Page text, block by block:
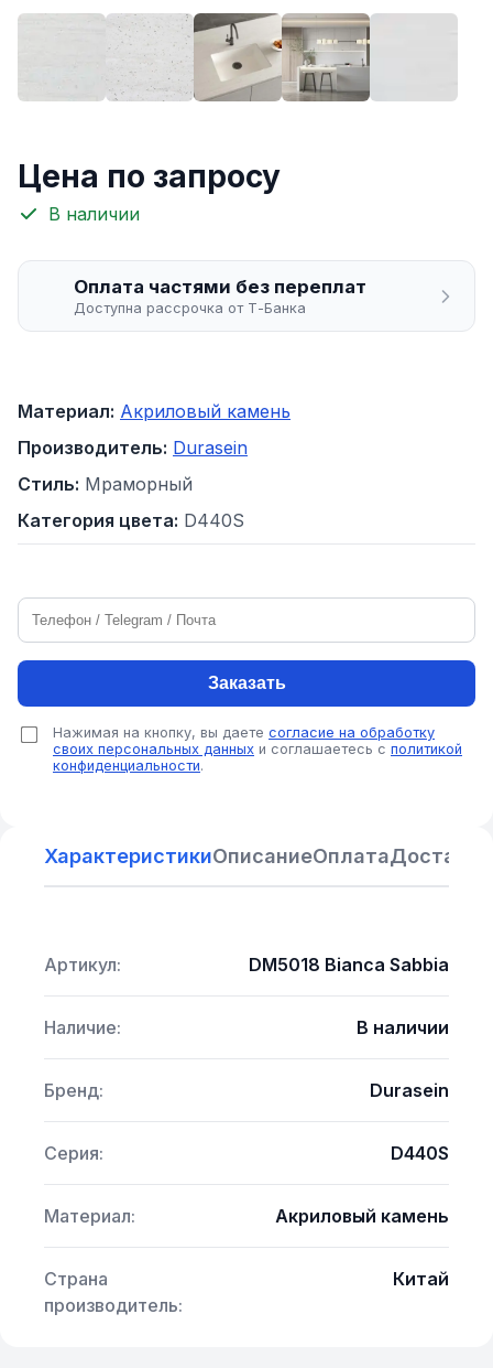
Цена по запросу
В наличии
Оплата частями без переплат
Доступна рассрочка от Т-Банка
Материал: Акриловый камень
Производитель: Durasein
Стиль: Мраморный
Категория цвета: D440S
Заказать
Нажимая на кнопку, вы даете согласие на обработку
своих персональных данных и соглашаетесь с политикой
конфиденциальности.
ХарактеристикиОписаниеОплатаДоставка
Артикул: DM5018 Bianca Sabbia
Наличие: В наличии
Бренд: Durasein
Серия: D440S
Материал: Акриловый камень
Страна
производитель:
Китай